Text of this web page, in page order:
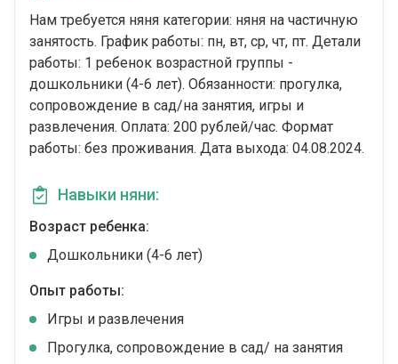
Нам требуется няня категории: няня на частичную
занятость. График работы: пн, вт, ср, чт, пт. Детали
работы: 1 ребенок возрастной группы -
дошкольники (4-6 лет). Обязанности: прогулка,
сопровождение в сад/на занятия, игры и
развлечения. Оплата: 200 рублей/час. Формат
работы: без проживания. Дата выхода: 04.08.2024.
Навыки няни:
Возраст ребенка:
Дошкольники (4-6 лет)
Опыт работы:
Игры и развлечения
Прогулка, сопровождение в сад/ на занятия